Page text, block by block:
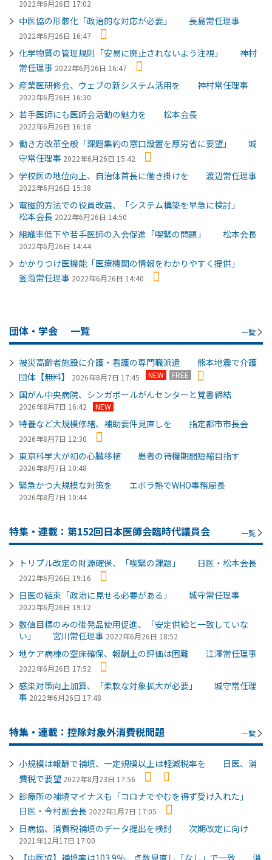
2022年6月26日 17:02
中医協の形骸化「政治的な対応が必要」 長島常任理事
2022年6月26日 16:47
化学物質の管理規則「安易に廃止されないよう注視」 神村
常任理事 2022年6月26日 16:47
産業医研修会、ウェブの新システム活用を 神村常任理事
2022年6月26日 16:30
若手医師にも医師会活動の魅力を 松本会長
2022年6月26日 16:18
働き方改革全般「課題集約の窓口設置を厚労省に要望」 城
守常任理事 2022年6月26日 15:42
学校医の地位向上、自治体首長に働き掛けを 渡辺常任理事
2022年6月26日 15:38
電磁的方法での役員改選、「システム構築を早急に検討」
松本会長 2022年6月26日 14:50
組織率低下や若手医師の入会促進「喫緊の問題」 松本会長
2022年6月26日 14:44
かかりつけ医機能「医療機関の情報をわかりやすく提供」
釜萢常任理事 2022年6月26日 14:40
団体・学会 一覧 一覧
被災高齢者施設に介護・看護の専門職派遣 熊本地震で介護
団体【無料】
2026年8月7日 17:45 NEW FREE
国がん中央病院、シンガポールがんセンターと覚書締結
2026年8月7日 16:42 NEW
特養など大規模修繕、補助要件見直しを 指定都市市長会
2026年8月7日 12:30
東京科学大が初の心臓移植 患者の待機期間短縮目指す
2026年8月7日 10:48
緊急かつ大規模な対策を エボラ熱でWHO事務局長
2026年8月7日 10:44
特集・連載：第152回日本医師会臨時代議員会 一覧
トリプル改定の財源確保、「喫緊の課題」 日医・松本会長
2022年6月26日 19:16
日医の結束「政治に見せる必要がある」 城守常任理事
2022年6月26日 19:12
数値目標のみの後発品使用促進、「安定供給と一致していな
い」 宮川常任理事 2022年6月26日 18:52
地ケア病棟の空床確保、報酬上の評価は困難 江澤常任理事
2022年6月26日 17:52
感染対策向上加算、「柔軟な対象拡大が必要」 城守常任理
事 2022年6月26日 17:48
特集・連載：控除対象外消費税問題 一覧
小規模は報酬で補填、一定規模以上は軽減税率を 日医、消
費税で要望 2022年8月23日 17:56
診療所の補填マイナスも「コロナでやむを得ず受け入れた」
日医・今村副会長 2022年1月7日 17:05
日病協、消費税補填のデータ提出を検討 次期改定に向け
2021年12月17日 17:00
【中医協】補填率は103.9％、点数見直し「なし」で一致 消